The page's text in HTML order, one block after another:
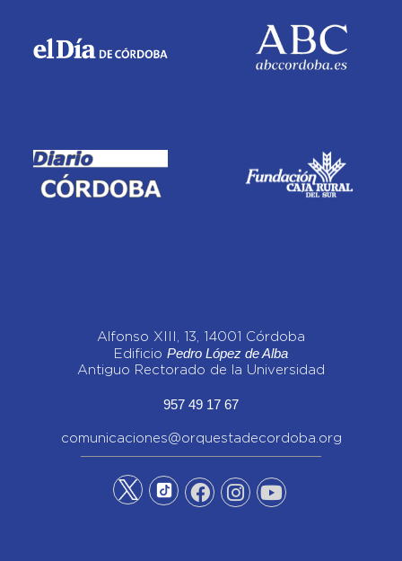
Alfonso XIII, 13, 14001 Córdoba
Edificio Pedro López de Alba
Antiguo Rectorado de la Universidad
957 49 17 67
comunicaciones@orquestadecordoba.org